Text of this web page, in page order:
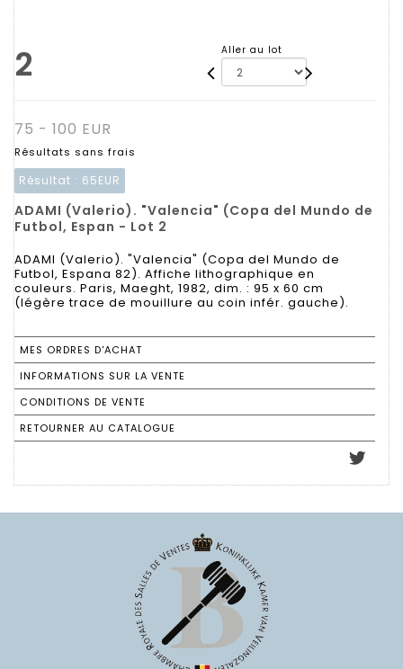
2 Aller au lot
75 - 100 EUR
Résultats sans frais
Résultat : 65EUR
ADAMI (Valerio). "Valencia" (Copa del Mundo de
Futbol, Espan - Lot 2
ADAMI (Valerio). "Valencia" (Copa del Mundo de
Futbol, Espana 82). Affiche lithographique en
couleurs. Paris, Maeght, 1982, dim. : 95 x 60 cm
(légère trace de mouillure au coin infér. gauche).
MES ORDRES D'ACHAT
INFORMATIONS SUR LA VENTE
CONDITIONS DE VENTE
RETOURNER AU CATALOGUE